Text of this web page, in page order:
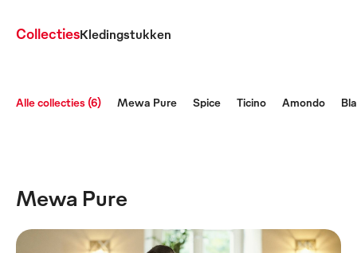
CollectiesKledingstukken
Alle collecties (6) Mewa Pure Spice Ticino Amondo
Mewa Pure